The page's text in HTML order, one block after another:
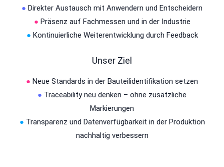
● Direkter Austausch mit Anwendern und Entscheidern
● Präsenz auf Fachmessen und in der Industrie
● Kontinuierliche Weiterentwicklung durch Feedback
Unser Ziel
● Neue Standards in der Bauteilidentifikation setzen
● Traceability neu denken – ohne zusätzliche
Markierungen
● Transparenz und Datenverfügbarkeit in der Produktion
nachhaltig verbessern